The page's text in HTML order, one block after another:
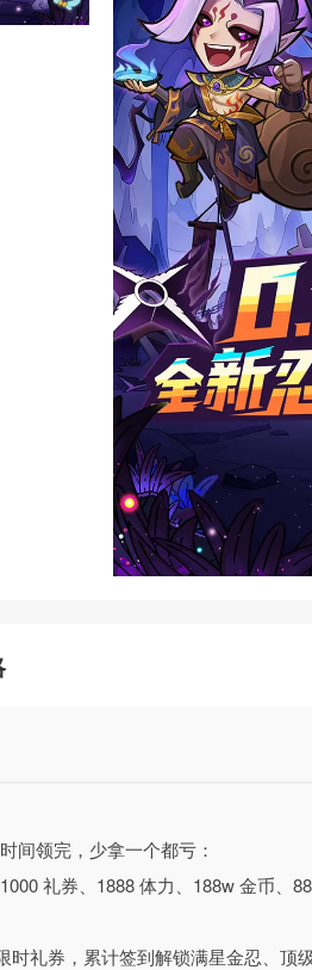
间领完，少拿一个都亏：
礼券、1888 体力、188w 金币、
时礼券，累计签到解锁满星金忍、顶